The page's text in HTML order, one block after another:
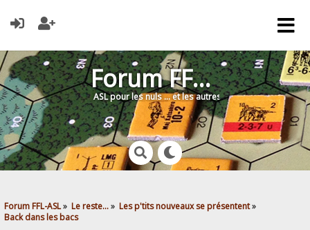
Forum FFL-ASL
ASL pour les nuls … et les autres !
Forum FFL-ASL» Le reste...» Les p'tits nouveaux se présentent»
Back dans les bacs